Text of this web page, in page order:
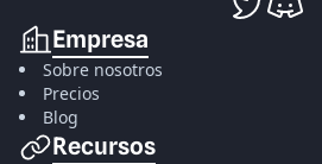
Empresa
Sobre nosotros
Precios
Blog
Recursos